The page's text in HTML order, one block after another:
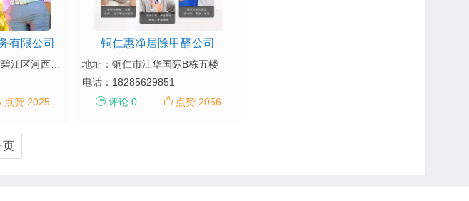
有限公司
点赞 2025
铜仁惠净居除甲醛公司
地址：铜仁市江华国际B栋五楼
电话： 18285629851
评论 0
点赞 2056
页